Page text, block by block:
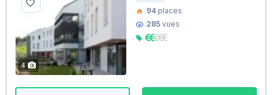
4
94 places
285 vues